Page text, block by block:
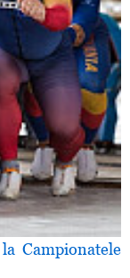
Campionatele